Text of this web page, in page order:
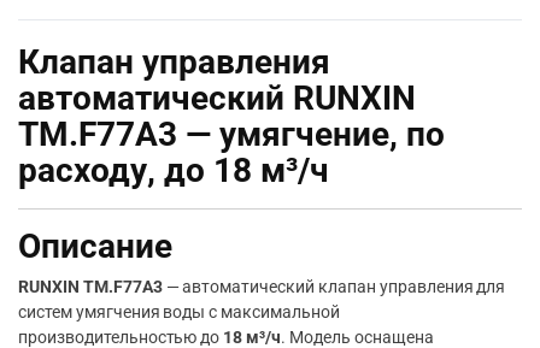
Клапан управления
автоматический RUNXIN
TM.F77A3 — умягчение, по
расходу, до 18 м³/ч
Описание
RUNXIN TM.F77A3— автоматический клапан управления для
систем умягчения воды с максимальной
производительностью до 18 м³/ч. Модель оснащена